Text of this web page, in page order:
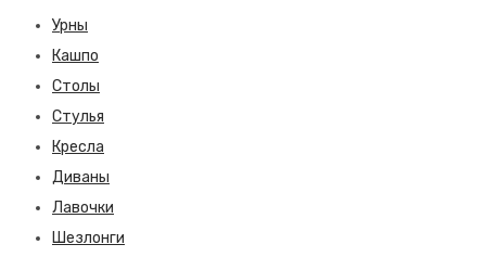
Урны
Кашпо
Столы
Стулья
Кресла
Диваны
Лавочки
Шезлонги